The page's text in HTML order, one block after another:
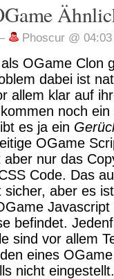
Phoscur @ 04:03
OGame Clon
dabei ist
allem klar auf
noch
es ja ein
OGame
nur das
Code. Das
aber es
befindet.
sind vor allem
eines
nicht eingestellt.